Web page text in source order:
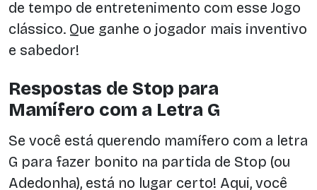
de tempo de entretenimento com esse Jogo
clássico. Que ganhe o jogador mais inventivo
e sabedor!
Respostas de Stop para
Mamífero com a Letra G
Se você está querendo mamífero com a letra
G para fazer bonito na partida de Stop (ou
Adedonha), está no lugar certo! Aqui, você